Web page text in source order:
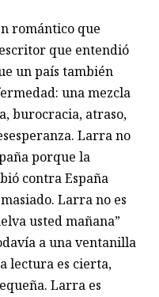
romántico que
que entendió
un país también
una mezcla
burocracia, atraso,
Larra no
porque la
contra España
Larra no es
usted mañana”
a una ventanilla
lectura es cierta,
Larra es